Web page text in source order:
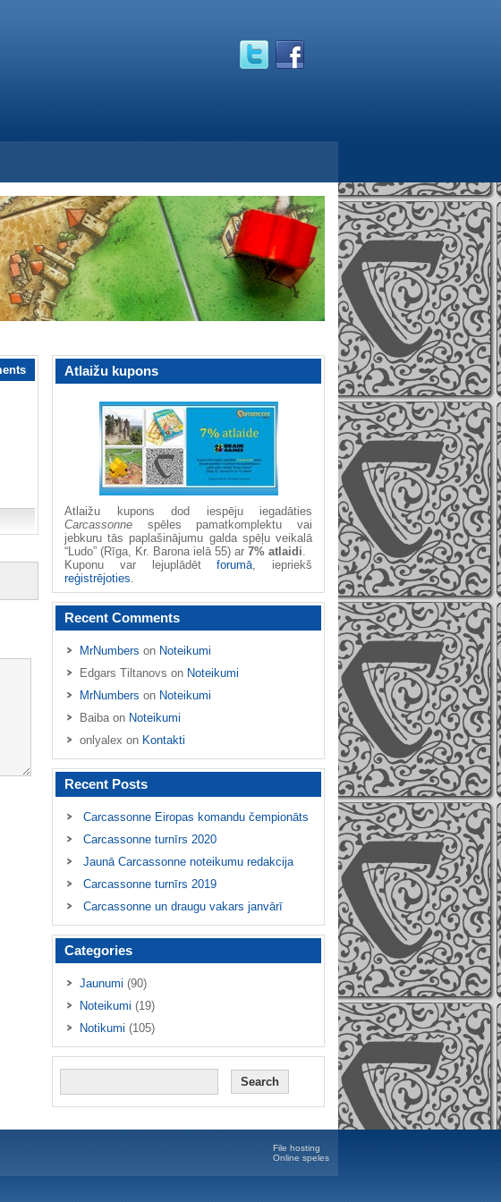
Atlaižu kupons
Atlaižu kupons dod iespēju iegadāties
Carcassonne spēles pamatkomplektu vai
jebkuru tās paplašinājumu galda spēļu veikalā
“Ludo” (Rīga, Kr. Barona ielā 55) ar 7% atlaidi.
Kuponu var lejuplādētforumā, iepriekš
reģistrējoties.
Recent Comments
MrNumbers on Noteikumi
Edgars Tiltanovs on Noteikumi
MrNumbers on Noteikumi
Baibaon Noteikumi
onlyalex on Kontakti
Recent Posts
Carcassonne Eiropas komandu čempionāts
Carcassonne turnīrs 2020
Jaunā Carcassonne noteikumu redakcija
Carcassonne turnīrs 2019
Carcassonne un draugu vakars janvārī
Categories
Jaunumi (90)
Noteikumi (19)
Notikumi (105)
File hosting
Online speles